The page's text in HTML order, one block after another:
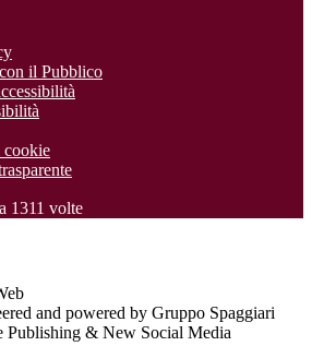
il Pubblico
cookie
1311 volte
and powered by Gruppo Spaggiari
Publishing & New Social Media